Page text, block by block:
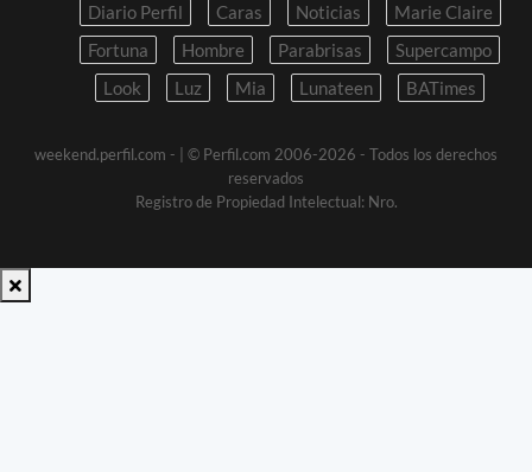
Diario Perfil Caras Noticias
Marie Claire
Fortuna
Hombre Parabrisas
Supercampo
Look
Luz Mia Lunateen BATimes
weekend.perfil.com -
| © Perfil.com 2006-2026 - Todos los derechos
reservados
Registro de Propiedad Intelectual: Nro.